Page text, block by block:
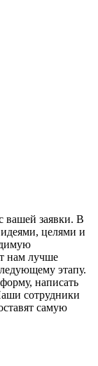
вашей заявки. В
целями и
нам лучше
этапу.
написать
сотрудники
самую